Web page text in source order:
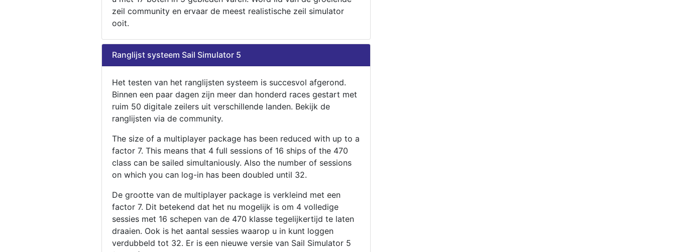
zeil community en ervaar de meest realistische zeil simulator
ooit.
Ranglijst systeem Sail Simulator 5
Het testen van het ranglijsten systeem is succesvol afgerond.
Binnen een paar dagen zijn meer dan honderd races gestart met
ruim 50 digitale zeilers uit verschillende landen. Bekijk de
ranglijsten via de community.
The size of a multiplayer package has been reduced with up to a
factor 7. This means that 4 full sessions of 16 ships of the 470
class can be sailed simultaniously. Also the number of sessions
on which you can log-in has been doubled until 32.
De grootte van de multiplayer package is verkleind met een
factor 7. Dit betekend dat het nu mogelijk is om 4 volledige
sessies met 16 schepen van de 470 klasse tegelijkertijd te laten
draaien. Ook is het aantal sessies waarop u in kunt loggen
verdubbeld tot 32. Er is een nieuwe versie van Sail Simulator 5